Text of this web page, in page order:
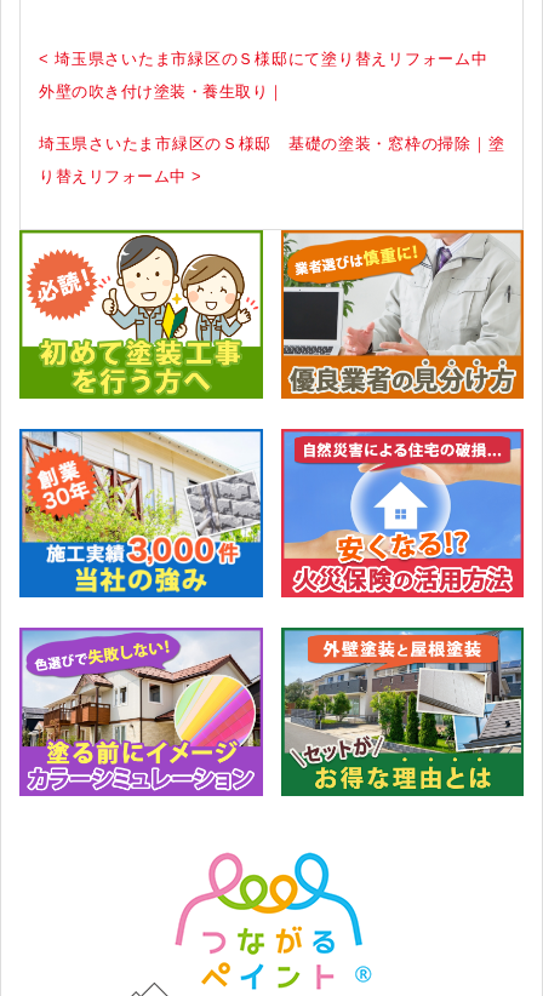
< 埼玉県さいたま市緑区のＳ様邸にて塗り替えリフォーム中
外壁の吹き付け塗装・養生取り｜
埼玉県さいたま市緑区のＳ様邸 基礎の塗装・窓枠の掃除｜塗
り替えリフォーム中 >